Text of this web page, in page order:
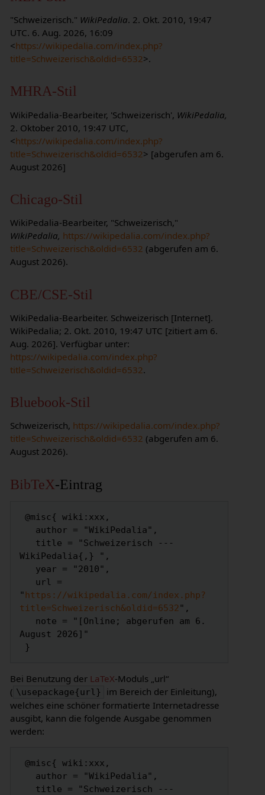
"Schweizerisch." WikiPedalia. 2. Okt. 2010, 19:47
UTC. 6. Aug. 2026, 16:09
<https://wikipedalia.com/index.php?
title=Schweizerisch&oldid=6532>.
MHRA-Stil
WikiPedalia-Bearbeiter, 'Schweizerisch', WikiPedalia,
2. Oktober 2010, 19:47 UTC,
<https://wikipedalia.com/index.php?
title=Schweizerisch&oldid=6532> [abgerufen am 6.
August 2026]
Chicago-Stil
WikiPedalia-Bearbeiter, "Schweizerisch,"
WikiPedalia, https://wikipedalia.com/index.php?
title=Schweizerisch&oldid=6532 (abgerufen am 6.
August 2026).
CBE/CSE-Stil
WikiPedalia-Bearbeiter. Schweizerisch [Internet].
WikiPedalia; 2. Okt. 2010, 19:47 UTC [zitiert am 6.
Aug. 2026]. Verfügbar unter:
https://wikipedalia.com/index.php?
title=Schweizerisch&oldid=6532.
Bluebook-Stil
Schweizerisch, https://wikipedalia.com/index.php?
title=Schweizerisch&oldid=6532 (abgerufen am 6.
August 2026).
BibTeX-Eintrag
@misc{ wiki:xxx,
WikiPedalia{,} ",
"https://wikipedalia.com/index.php?
title=Schweizerisch&oldid=6532",
August 2026]"
Bei Benutzung der LaTeX-Moduls „url“
( \usepackage{url}
im Bereich der Einleitung),
welches eine schöner formatierte Internetadresse
ausgibt, kann die folgende Ausgabe genommen
werden:
@misc{ wiki:xxx,